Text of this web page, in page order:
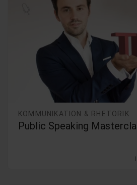
KOMMUNIKATION & RHETORIK
Public Speaking